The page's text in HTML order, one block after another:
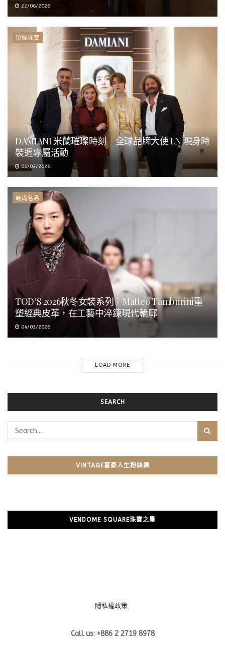
22/06/2026
頂級珠寶
DAMIANI 米蘭璀璨時刻 全球品牌大使 I.N 現身時
裝週專屬活動
06/03/2026
時尚名品
TOD’S 2026秋冬女裝系列｜Matteo Tamburini重
塑經典皮革，在工藝中淬鍊現代輪廓
04/03/2026
LOAD MORE
SEARCH
VINTAGE富豪人生粉絲團
VENDOME SQUARE珠寶之星
隱私權政策
Call us: +886 2 2719 8978